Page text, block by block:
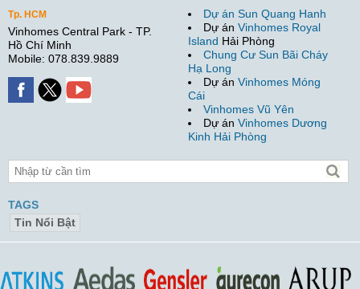
Tp. HCM
Vinhomes Central Park - TP.
Hồ Chí Minh
Mobile: 078.839.9889
Dự án Sun Quang Hanh
Dự án Vinhomes Royal
Island Hải Phòng
Chung Cư Sun Bãi Cháy
Hạ Long
Dự án Vinhomes Móng
Cái
Vinhomes Vũ Yên
Dự án Vinhomes Dương
Kinh Hải Phòng
TAGS
Tin Nổi Bật